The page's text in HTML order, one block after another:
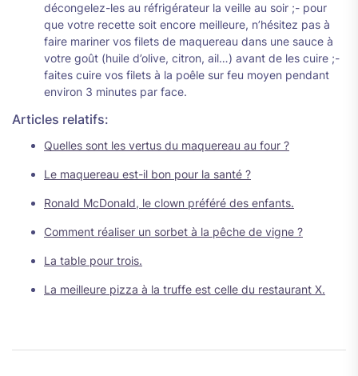
décongelez-les au réfrigérateur la veille au soir ;- pour
que votre recette soit encore meilleure, n’hésitez pas à
faire mariner vos filets de maquereau dans une sauce à
votre goût (huile d’olive, citron, ail…) avant de les cuire ;-
faites cuire vos filets à la poêle sur feu moyen pendant
environ 3 minutes par face.
Articles relatifs:
Quelles sont les vertus du maquereau au four ?
Le maquereau est-il bon pour la santé ?
Ronald McDonald, le clown préféré des enfants.
Comment réaliser un sorbet à la pêche de vigne ?
La table pour trois.
La meilleure pizza à la truffe est celle du restaurant X.